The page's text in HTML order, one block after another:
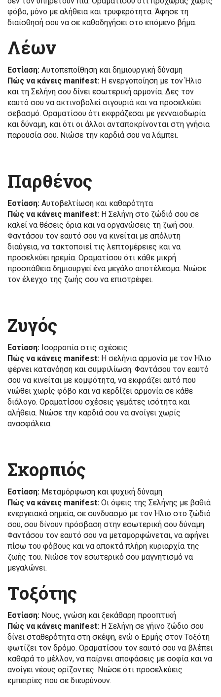
φόβο, μόνο με αλήθεια και τρυφερότητα. Άφησε τη
διαίσθησή σου να σε καθοδηγήσει στο επόμενο βήμα.
Λέων
Εστίαση: Αυτοπεποίθηση και δημιουργική δύναμη
Πώς να κάνεις manifest: Η ενεργοποίηση με τον Ήλιο
και τη Σελήνη σου δίνει εσωτερική αρμονία. Δες τον
εαυτό σου να ακτινοβολεί σιγουριά και να προσελκύει
σεβασμό. Οραματίσου ότι εκφράζεσαι με γενναιοδωρία
και δύναμη, και ότι οι άλλοι ανταποκρίνονται στη γνήσια
παρουσία σου. Νιώσε την καρδιά σου να λάμπει.
Παρθένος
Εστίαση: Αυτοβελτίωση και καθαρότητα
Πώς να κάνεις manifest: Η Σελήνη στο ζώδιό σου σε
καλεί να θέσεις όρια και να οργανώσεις τη ζωή σου.
Φαντάσου τον εαυτό σου να κινείται με απόλυτη
διαύγεια, να τακτοποιεί τις λεπτομέρειες και να
προσελκύει ηρεμία. Οραματίσου ότι κάθε μικρή
προσπάθεια δημιουργεί ένα μεγάλο αποτέλεσμα. Νιώσε
τον έλεγχο της ζωής σου να επιστρέφει.
Ζυγός
Εστίαση: Ισορροπία στις σχέσεις
Πώς να κάνεις manifest: Η σελήνια αρμονία με τον Ήλιο
φέρνει κατανόηση και συμφιλίωση. Φαντάσου τον εαυτό
σου να κινείται με κομψότητα, να εκφράζει αυτό που
νιώθει χωρίς φόβο και να κερδίζει αρμονία σε κάθε
διάλογο. Οραματίσου σχέσεις γεμάτες ισότητα και
αλήθεια. Νιώσε την καρδιά σου να ανοίγει χωρίς
ανασφάλεια.
Σκορπιός
Εστίαση: Μεταμόρφωση και ψυχική δύναμη
Πώς να κάνεις manifest: Οι όψεις της Σελήνης με βαθιά
ενεργειακά σημεία, σε συνδυασμό με τον Ήλιο στο ζώδιό
σου, σου δίνουν πρόσβαση στην εσωτερική σου δύναμη.
Φαντάσου τον εαυτό σου να μεταμορφώνεται, να αφήνει
πίσω του φόβους και να αποκτά πλήρη κυριαρχία της
ζωής του. Νιώσε τον εσωτερικό σου μαγνητισμό να
μεγαλώνει.
Τοξότης
Εστίαση: Νους, γνώση και ξεκάθαρη προοπτική
Πώς να κάνεις manifest: Η Σελήνη σε γήινο ζώδιο σου
δίνει σταθερότητα στη σκέψη, ενώ ο Ερμής στον Τοξότη
φωτίζει τον δρόμο. Οραματίσου τον εαυτό σου να βλέπει
καθαρά το μέλλον, να παίρνει αποφάσεις με σοφία και να
ανοίγει νέους ορίζοντες. Νιώσε ότι προσελκύεις
εμπειρίες που σε διευρύνουν.